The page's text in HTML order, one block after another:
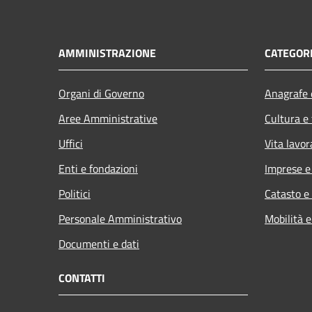
AMMINISTRAZIONE
Organi di Governo
Aree Amministrative
Uffici
Enti e fondazioni
Politici
Personale Amministrativo
Documenti e dati
Cultura
Vita
Imprese
Catasto
Mobilità
CONTATTI